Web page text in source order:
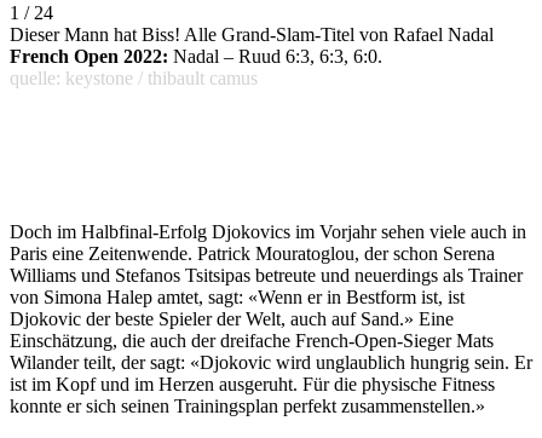
1 / 24
Dieser Mann hat Biss! Alle Grand-Slam-Titel von Rafael Nadal
French Open 2022: Nadal – Ruud 6:3, 6:3, 6:0.
quelle: keystone / thibault camus
Doch im Halbfinal-Erfolg Djokovics im Vorjahr sehen viele auch in
Paris eine Zeitenwende. Patrick Mouratoglou, der schon Serena
Williams und Stefanos Tsitsipas betreute und neuerdings als Trainer
von Simona Halep amtet, sagt: «Wenn er in Bestform ist, ist
Djokovic der beste Spieler der Welt, auch auf Sand.» Eine
Einschätzung, die auch der dreifache French-Open-Sieger Mats
Wilander teilt, der sagt: «Djokovic wird unglaublich hungrig sein. Er
ist im Kopf und im Herzen ausgeruht. Für die physische Fitness
konnte er sich seinen Trainingsplan perfekt zusammenstellen.»